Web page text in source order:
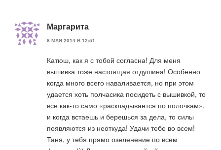
Маргарита
8 МАЯ 2014 В 12:51
Катюш, как я с тобой согласна! Для меня
вышивка тоже настоящая отдушина! Особенно
когда много всего наваливается, но при этом
удается хоть полчасика посидеть с вышивкой, то
все как-то само «раскладывается по полочкам»,
и когда встаешь и берешься за дела, то силы
появляются из неоткуда! Удачи тебе во всем!
Таня, у тебя прямо озеленение по всем